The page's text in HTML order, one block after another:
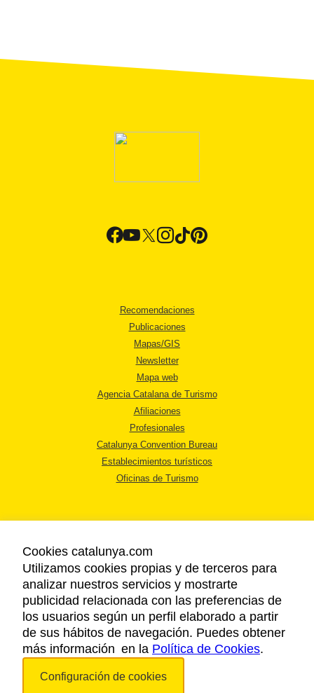
Recomendaciones
Publicaciones
Mapas/GIS
Newsletter
Mapa web
Agencia Catalana de Turismo
Afiliaciones
Profesionales
Catalunya Convention Bureau
Establecimientos turísticos
Oficinas de Turismo
AVISO LEGAL
POLÍTICA DE PRIVACIDAD
COOKIES
ACCESSIBILIDAD
Copyright © 2026. Agencia Catalana de Turismo. Todos los derechos
Cookies catalunya.com
Utilizamos cookies propias y de terceros para
analizar nuestros servicios y mostrarte
publicidad relacionada con las preferencias de
los usuarios según un perfil elaborado a partir
de sus hábitos de navegación. Puedes obtener
más información en la Política de Cookies.
Configuración de cookies